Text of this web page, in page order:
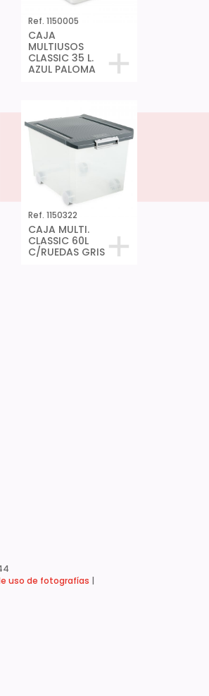
Ref. 1150005
CAJA
MULTIUSOS
CLASSIC 35 L.
AZUL PALOMA
Ref. 1150322
CAJA MULTI.
CLASSIC 60L
C/RUEDAS GRIS
uso de fotografías